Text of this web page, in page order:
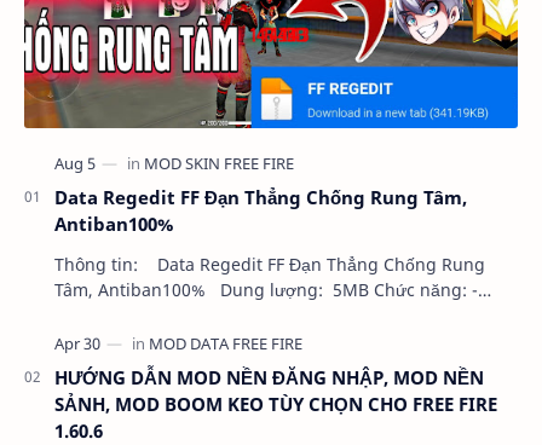
Data Regedit FF Đạn Thẳng Chống Rung Tâm,
Antiban100%
Thông tin: Data Regedit FF Đạn Thẳng Chống Rung
Tâm, Antiban100% Dung lượng: 5MB Chức năng: -
HƯỚNG DẪN MOD NỀN ĐĂNG NHẬP, MOD NỀN
SẢNH, MOD BOOM KEO TÙY CHỌN CHO FREE FIRE
1.60.6